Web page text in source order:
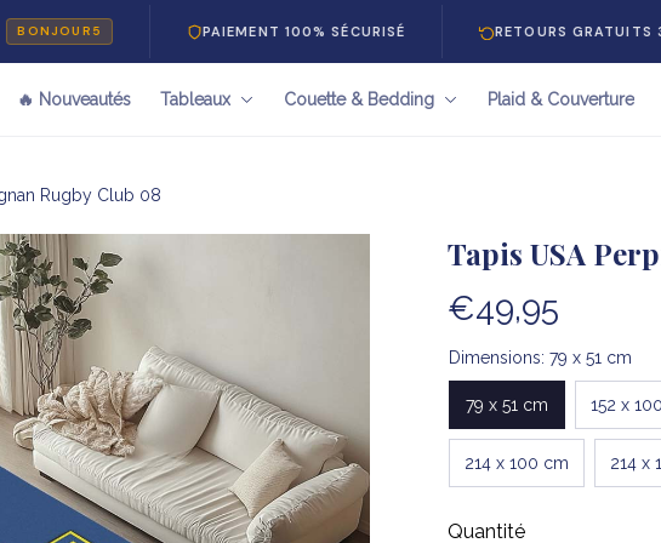
PAIEMENT 100% SÉCURISÉ RETOURS GRATUITS 30 JOURS
🔥 Nouveautés Tableaux Couette & Bedding Plaid & Couverture
Rugby Club 08
Tapis USA
€49,95
Dimensions: 79 x 51 cm
79 x 51 cm 152 x
214 x 100 cm 214 x
Quantité